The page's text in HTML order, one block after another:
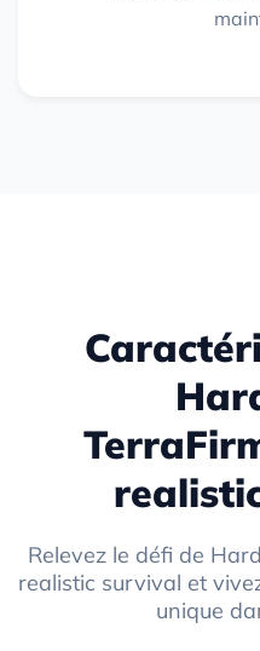
Relevez le défi de
realistic survival et
unique